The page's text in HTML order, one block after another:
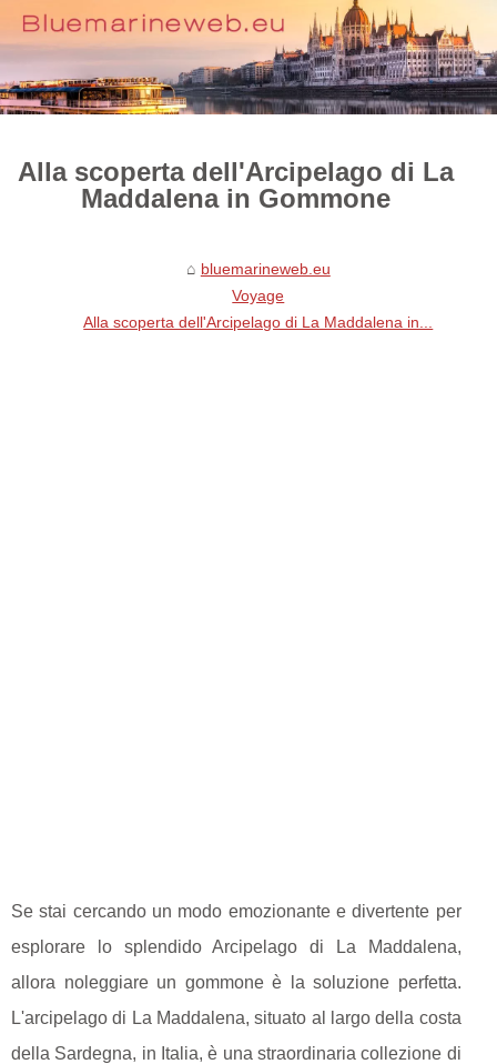
Alla scoperta dell'Arcipelago di La
Maddalena in Gommone
bluemarineweb.eu
Voyage
Alla scoperta dell'Arcipelago di La Maddalena in...
Se stai cercando un modo emozionante e divertente per
esplorare lo splendido Arcipelago di La Maddalena,
allora noleggiare un gommone è la soluzione perfetta.
L'arcipelago di La Maddalena, situato al largo della costa
della Sardegna, in Italia, è una straordinaria collezione di